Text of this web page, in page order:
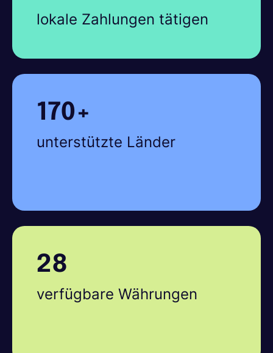
lokale Zahlungen tätigen
170+
unterstützte Länder
28
verfügbare Währungen